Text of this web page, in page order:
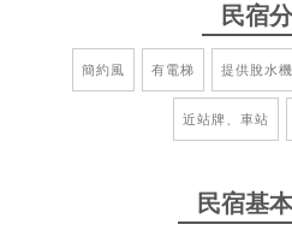
民宿
簡約風 有電梯 提供脫水機
近站牌、車站
民宿基